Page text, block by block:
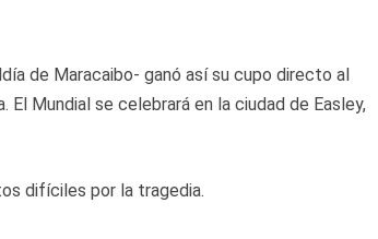
de Maracaibo- ganó así su cupo directo al
Mundial se celebrará en la ciudad de Easley,
difíciles por la tragedia.